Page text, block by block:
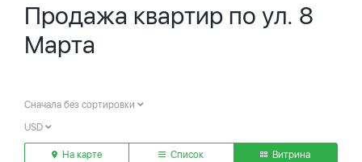
Продажа квартир по ул. 8
Марта
Сначала без сортировки
USD
На карте Список Витрина